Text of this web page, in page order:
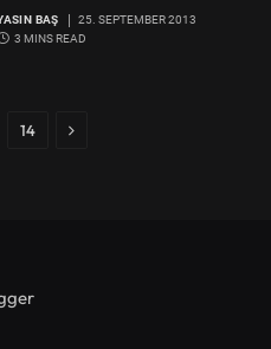
BAŞ
25. SEPTEMBER 2013
3 MINS READ
14 Next